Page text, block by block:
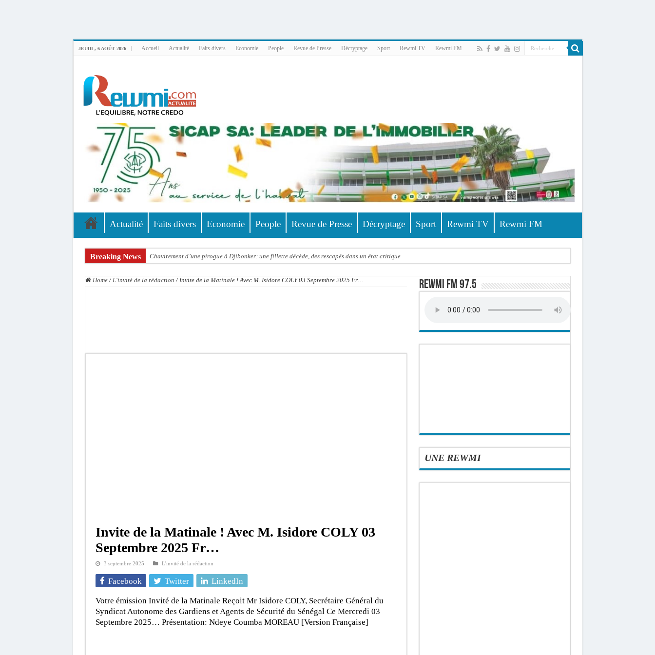
JEUDI , 6 AOÛT 2026 Accueil Actualité Faits divers Economie People Revue de Presse Décryptage Sport Rewmi TV Rewmi FM
Actualité Faits divers Economie People Revue de Presse Décryptage Sport Rewmi TV Rewmi FM
Breaking News Chavirement d’une pirogue à Djibonker: une fillette décède, des rescapés dans un état critique
Kamb, l’Inspecteur de la jeunesse et des sports Guéladio Ba en tournée, un important lot de matériels sanitaire octroyé
Le Sénégal bénéficie de trois nouveaux financements de la Banque mondiale d’un montant global de 220,71 milliards de francs CFA
Home / L'invité de la rédaction / Invite de la Matinale ! Avec M. Isidore COLY 03 Septembre 2025 Fr…
Invite de la Matinale ! Avec M. Isidore COLY 03
Septembre 2025 Fr…
3 septembre 2025 L'invité de la rédaction
Facebook Twitter LinkedIn
Votre émission Invité de la Matinale Reçoit Mr Isidore COLY, Secrétaire Général du
Syndicat Autonome des Gardiens et Agents de Sécurité du Sénégal Ce Mercredi 03
Septembre 2025… Présentation: Ndeye Coumba MOREAU [Version Française]
Rewmi FM 97.5
UNE REWMI